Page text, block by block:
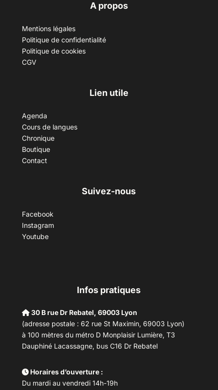
A propos
Mentions légales
Politique de confidentialité
Politique de cookies
CGV
Lien utile
Agenda
Cours de langues
Chronique
Boutique
Contact
Suivez-nous
Facebook
Instagram
Youtube
Infos pratiques
30 B rue Dr Rebatel, 69003 Lyon
(adresse postale : 62 rue St Maximin, 69003 Lyon)
à 100 mètres du métro D Monplaisir Lumière, T3
Dauphiné Lacassagne, bus C16 Dr Rebatel
Horaires d’ouverture :
Du mardi au vendredi 14h-19h